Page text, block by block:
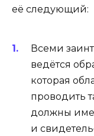
её следующий:
Всеми
ведётся
которая
проводить
должны
и